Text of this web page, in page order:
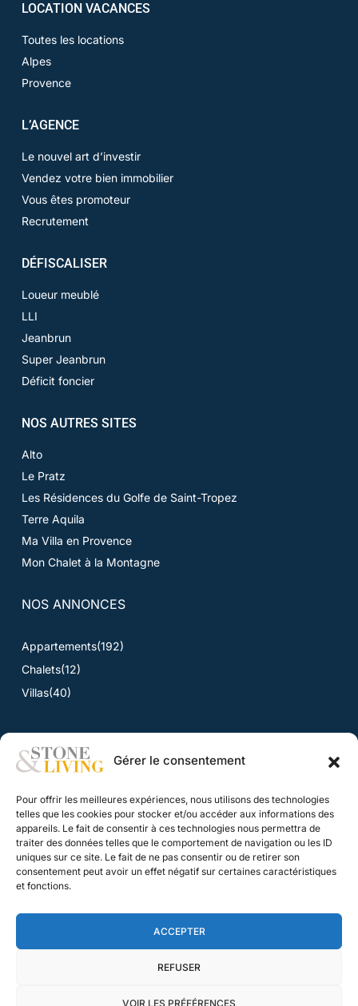
Gérer le consentement
Pour offrir les meilleures expériences, nous utilisons des technologies
telles que les cookies pour stocker et/ou accéder aux informations des
appareils. Le fait de consentir à ces technologies nous permettra de
traiter des données telles que le comportement de navigation ou les ID
uniques sur ce site. Le fait de ne pas consentir ou de retirer son
consentement peut avoir un effet négatif sur certaines caractéristiques
et fonctions.
ACCEPTER
REFUSER
VOIR LES PRÉFÉRENCES
LOCATION VACANCES
Toutes les locations
Alpes
Provence
L’AGENCE
Le nouvel art d’investir
Vendez votre bien immobilier
Vous êtes promoteur
Recrutement
DÉFISCALISER
Loueur meublé
LLI
Jeanbrun
Super Jeanbrun
Déficit foncier
NOS AUTRES SITES
Alto
Le Pratz
Les Résidences du Golfe de Saint-Tropez
Terre Aquila
Ma Villa en Provence
Mon Chalet à la Montagne
NOS ANNONCES
Appartements(192)
Chalets(12)
Villas(40)
ACTUALITÉS
Toutes les actualités
CONTACT
Nous contacter
Agence web : Bridge Digital